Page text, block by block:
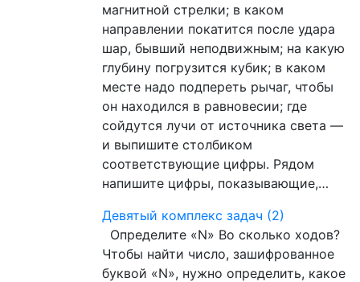
магнитной стрелки; в каком
направлении покатится после удара
шар, бывший неподвижным; на какую
глубину погрузится кубик; в каком
месте надо подпереть рычаг, чтобы
он находился в равновесии; где
сойдутся лучи от источника света —
и выпишите столбиком
соответствующие цифры. Рядом
напишите цифры, показывающие,…
Девятый комплекс задач (2)
Определите «N» Во сколько ходов?
Чтобы найти число, зашифрованное
буквой «N», нужно определить, какое